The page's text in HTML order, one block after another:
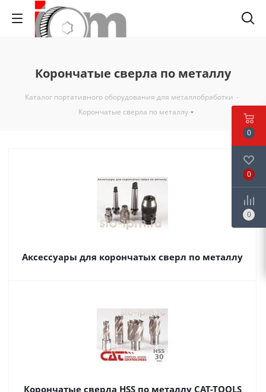
Корончатые сверла по металлу
Каталог портативного оборудования для металлобработки -
Корончатые сверла по металлу
Аксессуары для корончатых сверл по металлу
Корончатые сверла HSS по металлу CAT-TOOLS
0
0
0